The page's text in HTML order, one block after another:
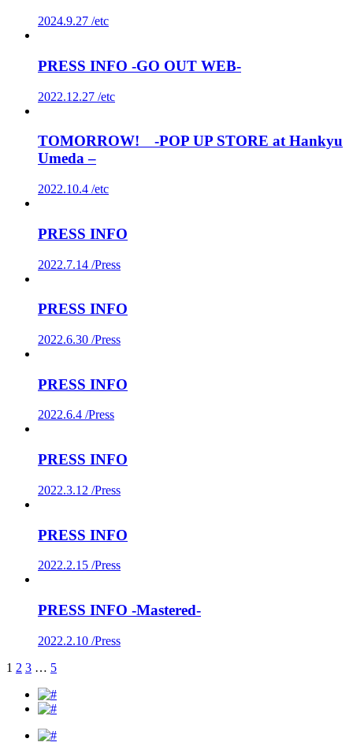
2024.9.27 /etc
PRESS INFO -GO OUT WEB-
2022.12.27 /etc
TOMORROW! -POP UP STORE at Hankyu
Umeda –
2022.10.4 /etc
PRESS INFO
2022.7.14 /Press
PRESS INFO
2022.6.30 /Press
PRESS INFO
2022.6.4 /Press
PRESS INFO
2022.3.12 /Press
PRESS INFO
2022.2.15 /Press
PRESS INFO -Mastered-
2022.2.10 /Press
1 2 3 … 5